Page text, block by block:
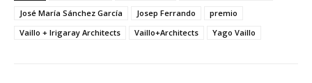
José María Sánchez García
Josep Ferrando
premio
Vaillo + Irigaray Architects
Vaillo+Architects Yago Vaillo